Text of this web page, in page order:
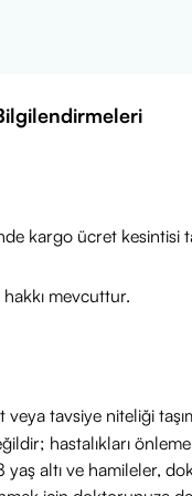
kargo ücret kesintisi
hakkı mevcuttur.
veya tavsiye niteliği
hastalıkları
yaş altı ve